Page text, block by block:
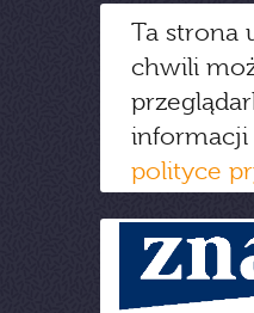
Ta strona
chwili
informacji
polityce